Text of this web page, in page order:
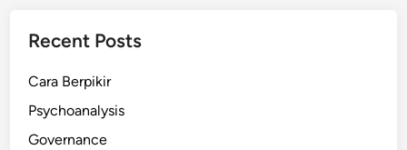
Recent Posts
Cara Berpikir
Psychoanalysis
Governance